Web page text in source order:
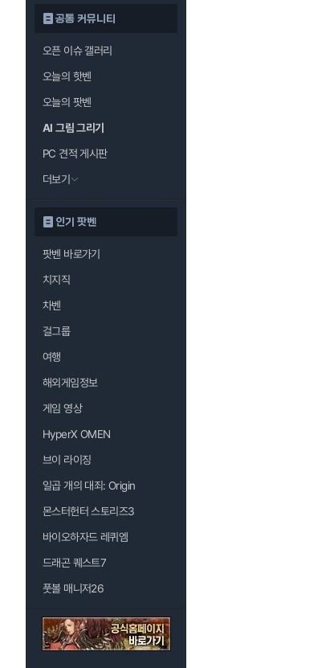
공통 커뮤니티
오픈 이슈 갤러리
오늘의 핫벤
오늘의 팟벤
AI 그림 그리기
PC 견적 게시판
더보기
인기 팟벤
팟벤 바로가기
치지직
차벤
걸그룹
여행
해외게임정보
게임 영상
HyperX OMEN
브이 라이징
일곱 개의 대죄: Origin
몬스터헌터 스토리즈3
바이오하자드 레퀴엠
드래곤 퀘스트7
풋볼 매니저26